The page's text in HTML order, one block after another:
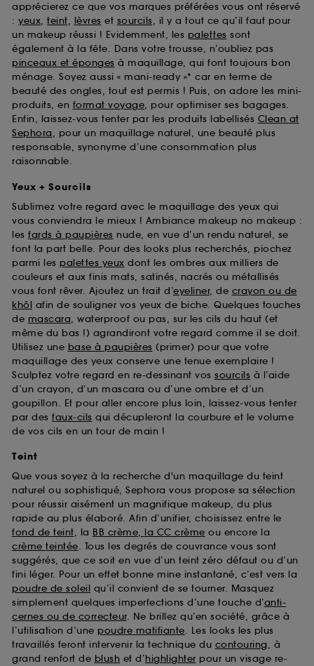
apprécierez ce que vos marques préférées vous ont réservé
: yeux, teint, lèvres et sourcils, il y a tout ce qu’il faut pour
un makeup réussi ! Evidemment, les palettes sont
également à la fête. Dans votre trousse, n’oubliez pas
pinceaux et éponges à maquillage, qui font toujours bon
ménage. Soyez aussi « mani-ready »* car en terme de
beauté des ongles, tout est permis ! Puis, on adore les mini-
produits, en format voyage, pour optimiser ses bagages.
Enfin, laissez-vous tenter par les produits labellisés Clean at
Sephora, pour un maquillage naturel, une beauté plus
responsable, synonyme d’une consommation plus
raisonnable.
Yeux + Sourcils
Sublimez votre regard avec le maquillage des yeux qui
vous conviendra le mieux ! Ambiance makeup no makeup :
les fards à paupières nude, en vue d’un rendu naturel, se
font la part belle. Pour des looks plus recherchés, piochez
parmi les palettes yeux dont les ombres aux milliers de
couleurs et aux finis mats, satinés, nacrés ou métallisés
vous font rêver. Ajoutez un trait d’eyeliner, de crayon ou de
khôl afin de souligner vos yeux de biche. Quelques touches
de mascara, waterproof ou pas, sur les cils du haut (et
même du bas !) agrandiront votre regard comme il se doit.
Utilisez une base à paupières (primer) pour que votre
maquillage des yeux conserve une tenue exemplaire !
Sculptez votre regard en re-dessinant vos sourcils à l’aide
d’un crayon, d’un mascara ou d’une ombre et d’un
goupillon. Et pour aller encore plus loin, laissez-vous tenter
par des faux-cils qui décupleront la courbure et le volume
de vos cils en un tour de main !
Teint
Que vous soyez à la recherche d'un maquillage du teint
naturel ou sophistiqué, Sephora vous propose sa sélection
pour réussir aisément un magnifique makeup, du plus
rapide au plus élaboré. Afin d’unifier, choisissez entre le
fond de teint, la BB crème, la CC crème ou encore la
crème teintée. Tous les degrés de couvrance vous sont
suggérés, que ce soit en vue d’un teint zéro défaut ou d’un
fini léger. Pour un effet bonne mine instantané, c’est vers la
poudre de soleil qu’il convient de se tourner. Masquez
simplement quelques imperfections d’une touche d’anti-
cernes ou de correcteur. Ne brillez qu’en société, grâce à
l’utilisation d’une poudre matifiante. Les looks les plus
travaillés feront intervenir la technique du contouring, à
grand renfort de blush et d’highlighter pour un visage re-